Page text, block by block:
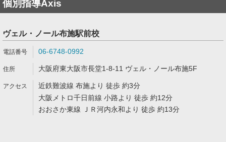
個別指導Axis
ヴェル・ノール布施駅前校
06-6748-0992
大阪府東大阪市長堂1-8-11 ヴェル・ノール布施5F
近鉄難波線 布施より 徒歩 約3分
大阪メトロ千日前線 小路より 徒歩 約12分
おおさか東線 ＪＲ河内永和より 徒歩 約13分